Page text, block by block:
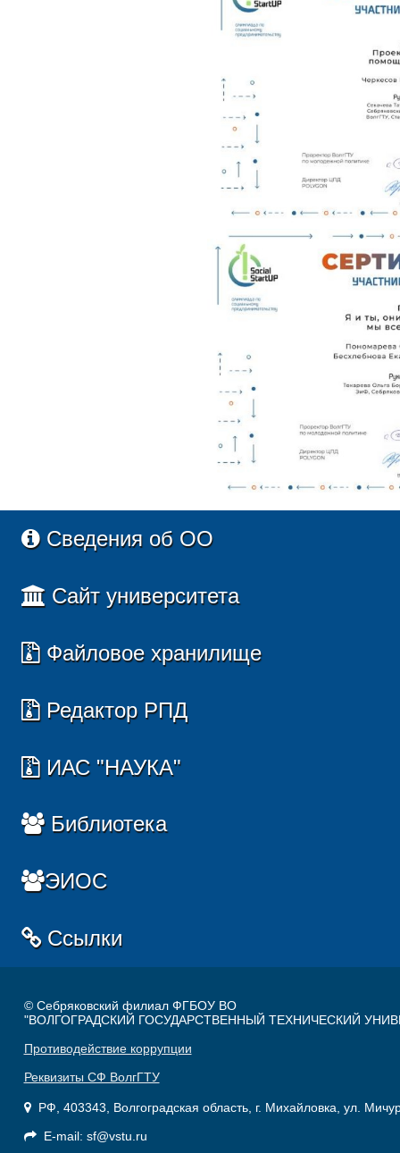
Сведения об ОО
Сайт университета
Файловое хранилище
Редактор РПД
ИАС "НАУКА"
Библиотека
ЭИОС
Ссылки
© Себряковский филиал ФГБОУ ВО
"ВОЛГОГРАДСКИЙ ГОСУДАРСТВЕННЫЙ ТЕХНИЧЕСКИЙ
Противодействие коррупции
Реквизиты СФ ВолгГТУ
РФ, 403343, Волгоградская область, г. Михайловка, ул.
E-mail: sf@vstu.ru